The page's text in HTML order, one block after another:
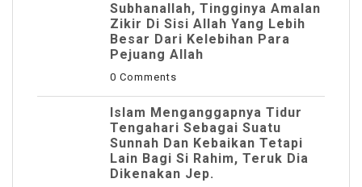
Subhanallah, Tingginya Amalan
Zikir Di Sisi Allah Yang Lebih
Besar Dari Kelebihan Para
Pejuang Allah
0 Comments
Islam Menganggapnya Tidur
Tengahari Sebagai Suatu
Sunnah Dan Kebaikan Tetapi
Lain Bagi Si Rahim, Teruk Dia
Dikenakan Jep.